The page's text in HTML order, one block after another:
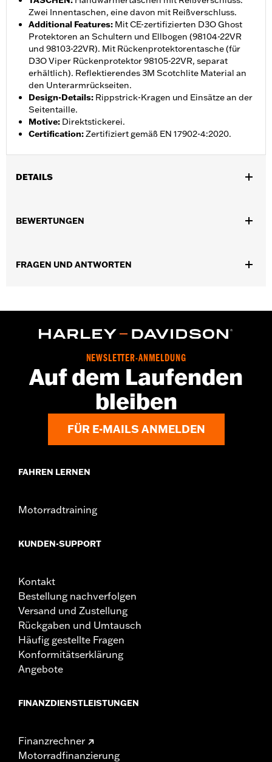
Zwei Innentaschen, eine davon mit Reißverschluss.
Additional Features: Mit CE-zertifizierten D3O Ghost
Protektoren an Schultern und Ellbogen (98104-22VR
und 98103-22VR). Mit Rückenprotektorentasche (für
D3O Viper Rückenprotektor 98105-22VR, separat
erhältlich). Reflektierendes 3M Scotchlite Material an
den Unterarmrückseiten.
Design-Details: Rippstrick-Kragen und Einsätze an der
Seitentaille.
Motive: Direktstickerei.
Certification:Zertifiziert gemäß EN 17902-4:2020.
DETAILS
Funktionsmerkmale:
Protektoren,Protektorentaschen
Herkunft:Importiert
BEWERTUNGEN
FRAGEN UND ANTWORTEN
NEWSLETTER-ANMELDUNG
Auf dem Laufenden
bleiben
FÜR E-MAILS ANMELDEN
FAHREN LERNEN
Motorradtraining
KUNDEN-SUPPORT
Kontakt
Bestellung nachverfolgen
Versand und Zustellung
Rückgaben und Umtausch
Häufig gestellte Fragen
Konformitätserklärung
Angebote
FINANZDIENSTLEISTUNGEN
Finanzrechner
Motorradfinanzierung